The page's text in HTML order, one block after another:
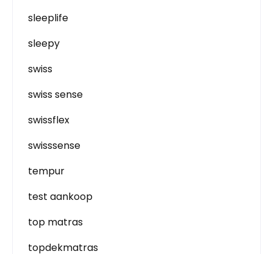
sleeplife
sleepy
swiss
swiss sense
swissflex
swisssense
tempur
test aankoop
top matras
topdekmatras